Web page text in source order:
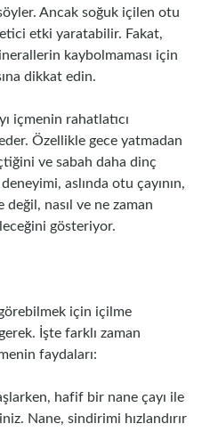
Ancak soğuk içilen otu
etki yaratabilir. Fakat,
kaybolmaması için
dikkat edin.
içmenin rahatlatıcı
Özellikle gece yatmadan
ve sabah daha dinç
deneyimi, aslında otu çayının,
nasıl ve ne zaman
gösteriyor.
için içilme
İşte farklı zaman
faydaları:
hafif bir nane çayı ile
Nane, sindirimi hızlandırır